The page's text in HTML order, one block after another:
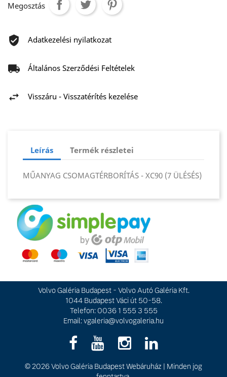
Megosztás
Adatkezelési nyilatkozat
Általános Szerződési Feltételek
Visszáru - Visszatérítés kezelése
Leírás Termék részletei
MŰANYAG CSOMAGTÉRBORÍTÁS - XC90 (7 ÜLÉSÉS)
Volvo Galéria Budapest - Volvo Autó Galéria Kft.
1044 Budapest Váci út 50-58.
Telefon: 0036 1 555 3 555
Email:vgaleria@volvogaleria.hu
© 2026Volvo Galéria Budapest Webáruház | Minden jog